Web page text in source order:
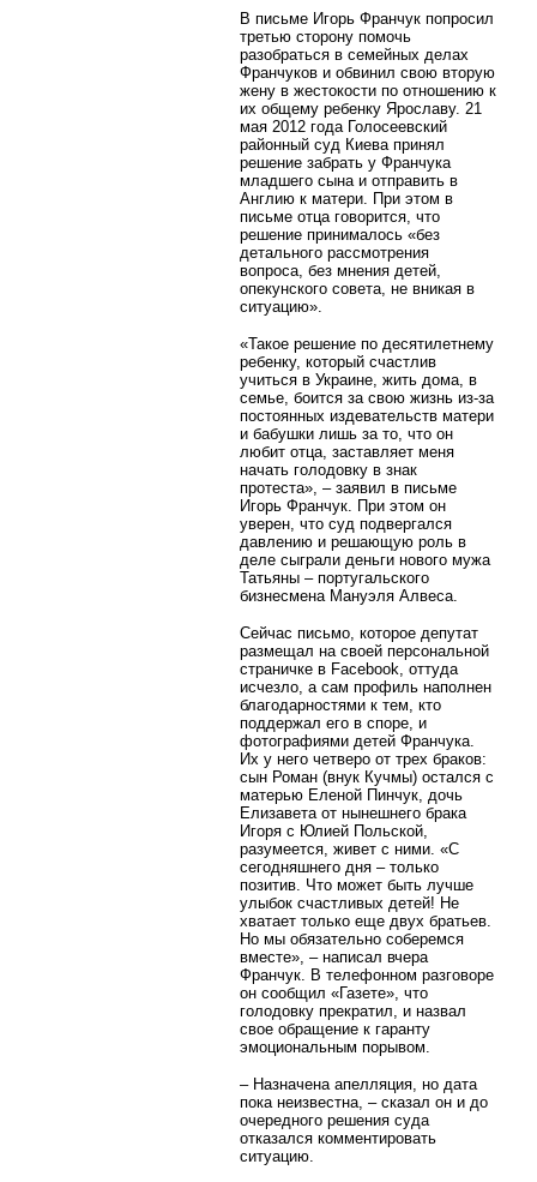
В письме Игорь Франчук попросил
третью сторону помочь
разобраться в семейных делах
Франчуков и обвинил свою вторую
жену в жестокости по отношению к
их общему ребенку Ярославу. 21
мая 2012 года Голосеевский
районный суд Киева принял
решение забрать у Франчука
младшего сына и отправить в
Англию к матери. При этом в
письме отца говорится, что
решение принималось «без
детального рассмотрения
вопроса, без мнения детей,
опекунского совета, не вникая в
ситуацию».
«Такое решение по десятилетнему
ребенку, который счастлив
учиться в Украине, жить дома, в
семье, боится за свою жизнь из-за
постоянных издевательств матери
и бабушки лишь за то, что он
любит отца, заставляет меня
начать голодовку в знак
протеста», – заявил в письме
Игорь Франчук. При этом он
уверен, что суд подвергался
давлению и решающую роль в
деле сыграли деньги нового мужа
Татьяны – португальского
бизнесмена Мануэля Алвеса.
Сейчас письмо, которое депутат
размещал на своей персональной
страничке в Facebook , оттуда
исчезло, а сам профиль наполнен
благодарностями к тем, кто
поддержал его в споре, и
фотографиями детей Франчука.
Их у него четверо от трех браков:
сын Роман (внук Кучмы) остался с
матерью Еленой Пинчук, дочь
Елизавета от нынешнего брака
Игоря с Юлией Польской,
разумеется, живет с ними. «С
сегодняшнего дня – только
позитив. Что может быть лучше
улыбок счастливых детей! Не
хватает только еще двух братьев.
Но мы обязательно соберемся
вместе», – написал вчера
Франчук. В телефонном разговоре
он сообщил «Газете», что
голодовку прекратил, и назвал
свое обращение к гаранту
эмоциональным порывом.
– Назначена апелляция, но дата
пока неизвестна, – сказал он и до
очередного решения суда
отказался комментировать
ситуацию.